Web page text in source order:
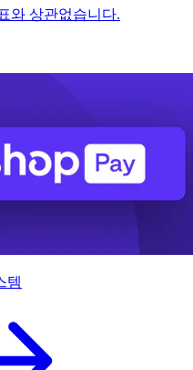
와 상관없습니다.
템